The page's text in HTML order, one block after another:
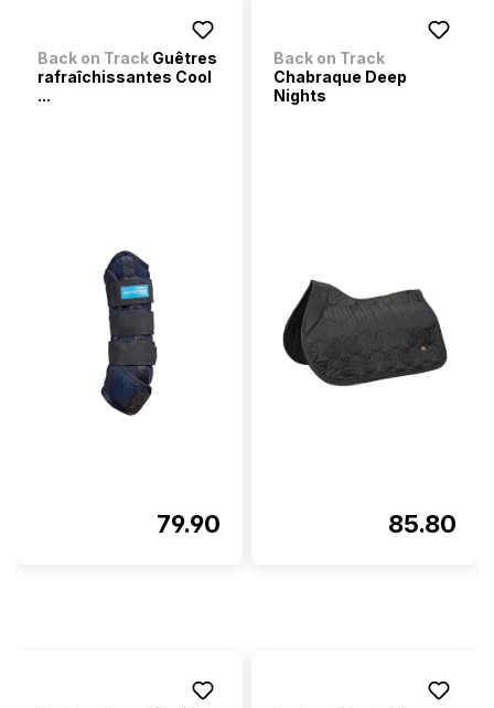
Back on Track Guêtres
rafraîchissantes Cool
...
79.90
Back on Track
Chabraque Deep
Nights
85.80